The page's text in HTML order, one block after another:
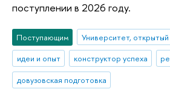
поступлении в 2026 году.
Поступающим
Университет,
идеи и опыт
конструктор успеха
довузовская подготовка